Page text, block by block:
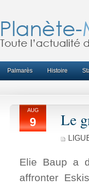
Palmarès Histoire
AUG
9 Le
Elie Baup a
affronter